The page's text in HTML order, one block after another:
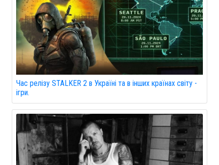
Час релізу STALKER 2 в Україні та в інших країнах світу -
ігри.